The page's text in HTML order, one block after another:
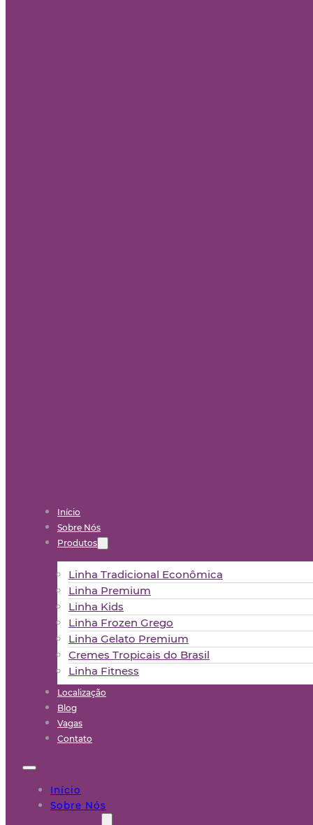
Início
Sobre Nós
Produtos
Linha Tradicional Econômica
Linha Premium
Linha Kids
Linha Frozen Grego
Linha Gelato Premium
Cremes Tropicais do Brasil
Linha Fitness
Localização
Blog
Vagas
Contato
Início
Sobre Nós